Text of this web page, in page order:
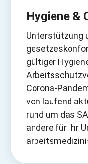
Hygiene &
Unterstützung
gültiger
Corona-
von laufend
rund um das
andere für Ihr